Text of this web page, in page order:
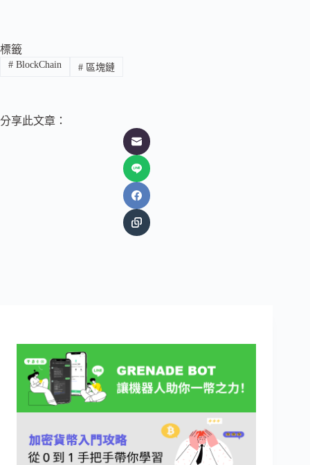
標籤
#BlockChain #區塊鏈
分享此文章：